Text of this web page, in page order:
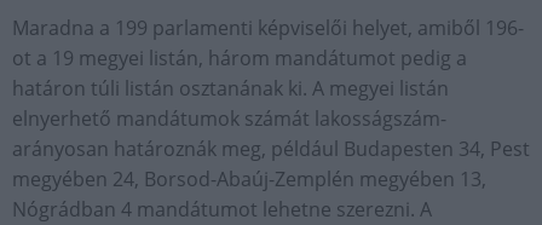
Maradna a 199 parlamenti képviselői helyet, amiből 196-
ot a 19 megyei listán, három mandátumot pedig a
határon túli listán osztanának ki. A megyei listán
elnyerhető mandátumok számát lakosságszám-
arányosan határoznák meg, például Budapesten 34, Pest
megyében 24, Borsod-Abaúj-Zemplén megyében 13,
Nógrádban 4 mandátumot lehetne szerezni. A